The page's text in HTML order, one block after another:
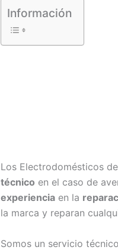
Información
Los Electrodomésticos
técnico en el caso de
experiencia en la
la marca y reparan
Somos un servicio